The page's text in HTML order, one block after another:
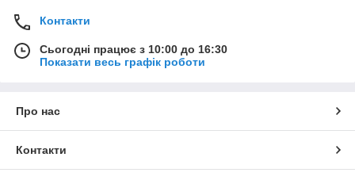
Контакти
Сьогодні працює з 10:00 до 16:30
Показати весь графік роботи
Про нас
Контакти